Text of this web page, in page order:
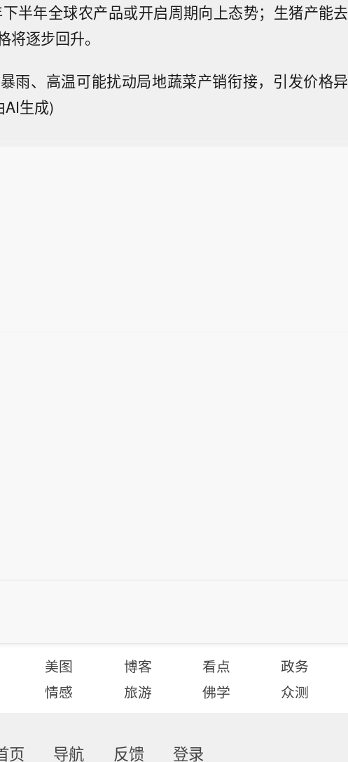
半年全球农产品或开启周期向上态势；生猪产能去
逐步回升。
雨、高温可能扰动局地蔬菜产销衔接，引发价格异
AI生成)
美图 博客 看点
政务
情感 旅游 佛学 众测
页 导航 反馈 登录